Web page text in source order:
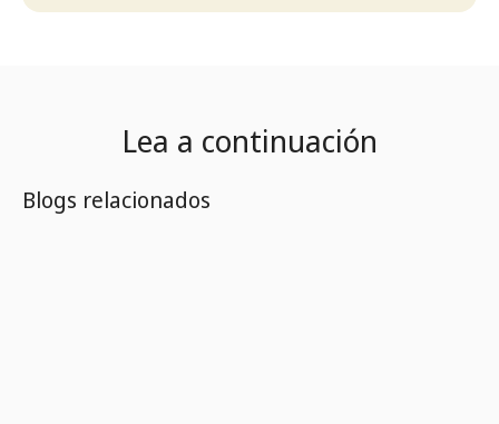
Lea a continuación
Blogs relacionados